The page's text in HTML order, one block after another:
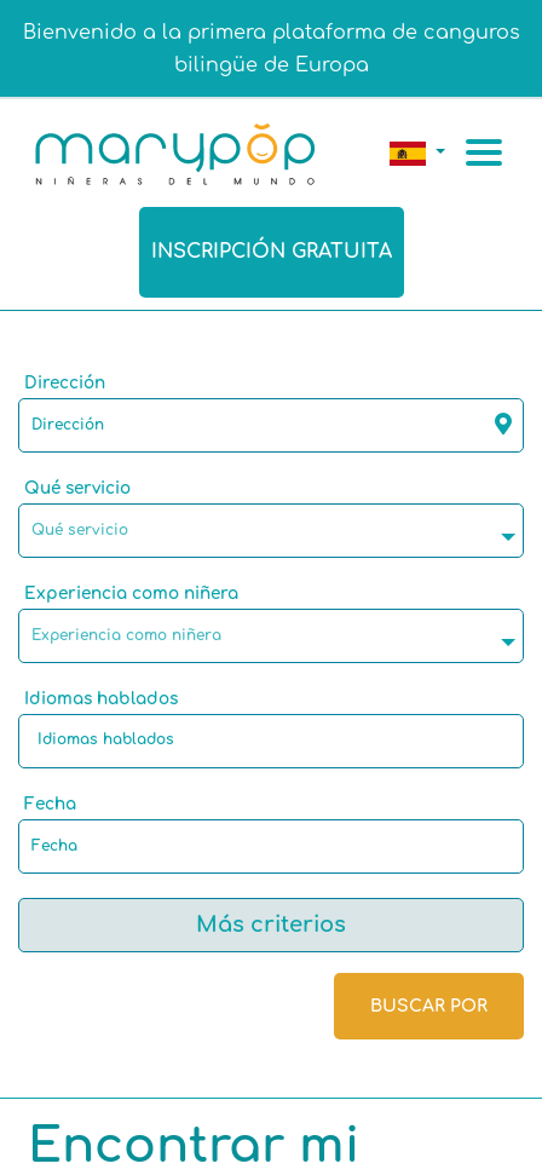
Bienvenido a la primera plataforma de canguros
bilingüe de Europa
INSCRIPCIÓN GRATUITA
Dirección
Qué servicio
Qué servicio
Experiencia como niñera
Experiencia como niñera
Idiomas hablados
Fecha
Más criterios
Competencias
BUSCAR POR
Encontrar mi